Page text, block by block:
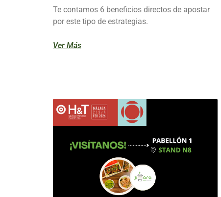
Te contamos 6 beneficios directos de apostar
por este tipo de estrategias.
Ver Más